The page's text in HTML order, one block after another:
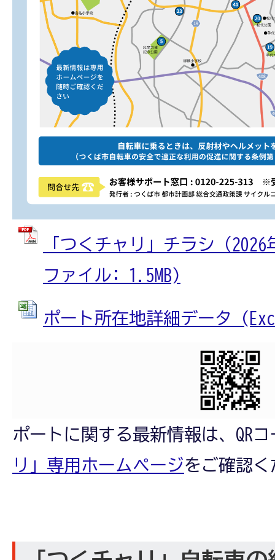
「つくチャリ」チラシ（
ファイル: 1.5MB)
ポート所在地詳細データ
ポートに関する最新情報は、QR
リ」専用ホームページをご確認